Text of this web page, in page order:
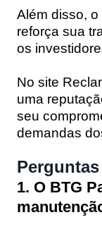
Além disso,
reforça sua
os
No site
uma
seu
demandas
1. O BTG